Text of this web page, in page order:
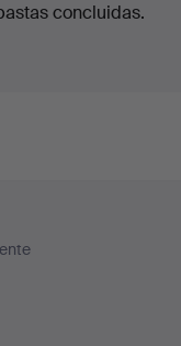
concluidas.